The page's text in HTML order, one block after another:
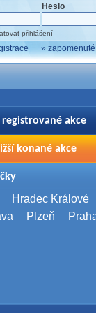
Heslo
přihlášení
»
registrované akce
Vašich
přihlašte.
konané akce
2026
Brno
Server Bootcamp
Hradec Králové
Plzeň